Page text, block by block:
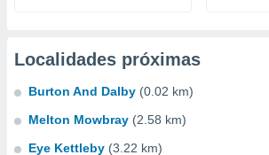
Localidades próximas
Burton And Dalby (0.02 km)
Melton Mowbray (2.58 km)
Eye Kettleby (3.22 km)